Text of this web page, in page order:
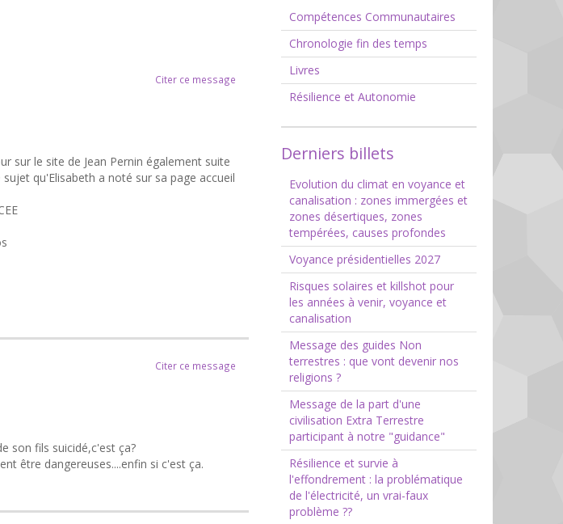
Citer ce message
sur le site de Jean Pernin également suite
qu'Elisabeth a noté sur sa page accueil
Citer ce message
son fils suicidé,c'est ça?
être dangereuses....enfin si c'est ça.
Compétences Communautaires
Chronologie fin des temps
Livres
Résilience et Autonomie
Derniers billets
Evolution du climat en voyance et
canalisation : zones immergées et
zones désertiques, zones
tempérées, causes profondes
Voyance présidentielles 2027
Risques solaires et killshot pour
les années à venir, voyance et
canalisation
Message des guides Non
terrestres : que vont devenir nos
religions ?
Message de la part d'une
civilisation Extra Terrestre
participant à notre "guidance"
Résilience et survie à
l'effondrement : la problématique
de l'électricité, un vrai-faux
problème ??